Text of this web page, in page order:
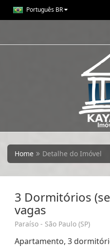
Português BR
Home Detalhe do Imóvel
3 Dormitórios
vagas
Paraíso - São Paulo (SP)
Apartamento, 3